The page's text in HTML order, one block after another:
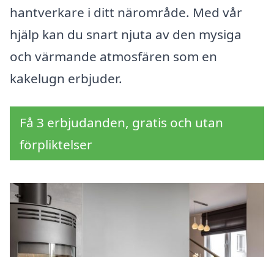
hantverkare i ditt närområde. Med vår
hjälp kan du snart njuta av den mysiga
och värmande atmosfären som en
kakelugn erbjuder.
Få 3 erbjudanden, gratis och utan
förpliktelser